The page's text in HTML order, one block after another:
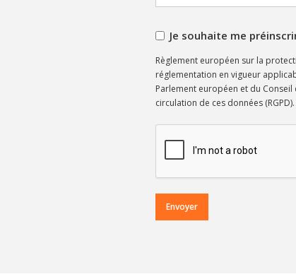
Je souhaite me
Règlement européen sur la
réglementation en vigueur
Parlement européen et du
circulation de ces données